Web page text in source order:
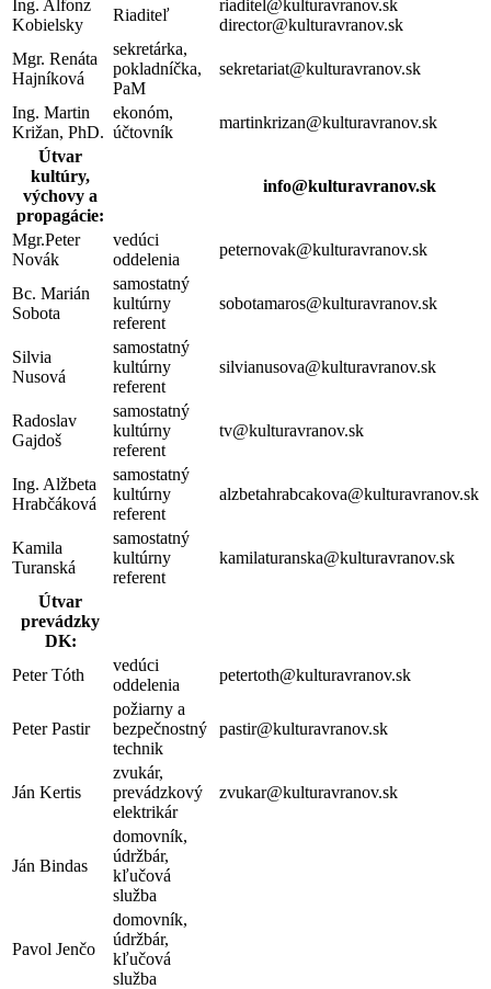
Ing. Alfonz
Kobielsky
Riaditeľ
riaditel@kulturavranov.sk
director@kulturavranov.sk
Mgr. Renáta
Hajníková
sekretárka,
pokladníčka,
PaM
sekretariat@kulturavranov.sk
Ing. Martin
Križan, PhD.
ekonóm,
účtovník
martinkrizan@kulturavranov.sk
Útvar
kultúry,
výchovy a
propagácie:
info@kulturavranov.sk
Mgr.Peter
Novák
vedúci
oddelenia
peternovak@kulturavranov.sk
Bc. Marián
Sobota
samostatný
kultúrny
referent
sobotamaros@kulturavranov.sk
Silvia
Nusová
samostatný
kultúrny
referent
silvianusova@kulturavranov.sk
Radoslav
Gajdoš
samostatný
kultúrny
referent
tv@kulturavranov.sk
Ing. Alžbeta
Hrabčáková
samostatný
kultúrny
referent
alzbetahrabcakova@kulturavranov.sk
Kamila
Turanská
samostatný
kultúrny
referent
kamilaturanska@kulturavranov.sk
Útvar
prevádzky
DK:
Peter Tóth
vedúci
oddelenia
petertoth@kulturavranov.sk
Peter Pastir
požiarny a
bezpečnostný
technik
pastir@kulturavranov.sk
Ján Kertis
zvukár,
prevádzkový
elektrikár
zvukar@kulturavranov.sk
Ján Bindas
domovník,
údržbár,
kľučová
služba
Pavol Jenčo
domovník,
údržbár,
kľučová
služba